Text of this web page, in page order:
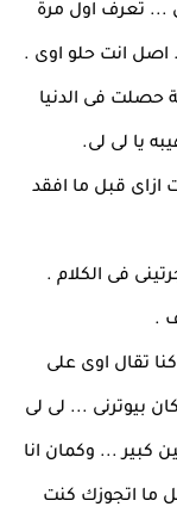
... تعرف اول مرة
انت حلو اوى .
فى الدنيا
يا لى لى.
ازاى قبل ما افقد
فى الكلام .
.
تقال اوى على
بيوترنى ... لى لى
عندك ٢٠ سنه وانا ٣٠ فرق ١٠ سنين كبير ... وكمان انا
ما اتجوزك كنت